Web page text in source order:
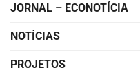
JORNAL – ECONOTÍCIA
NOTÍCIAS
PROJETOS